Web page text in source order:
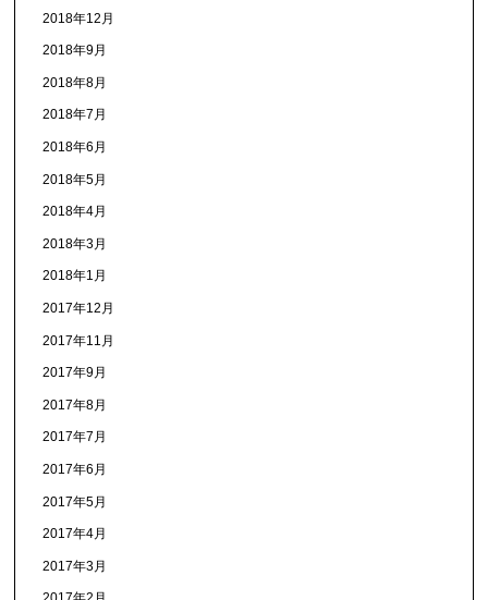
2018年12月
2018年9月
2018年8月
2018年7月
2018年6月
2018年5月
2018年4月
2018年3月
2018年1月
2017年12月
2017年11月
2017年9月
2017年8月
2017年7月
2017年6月
2017年5月
2017年4月
2017年3月